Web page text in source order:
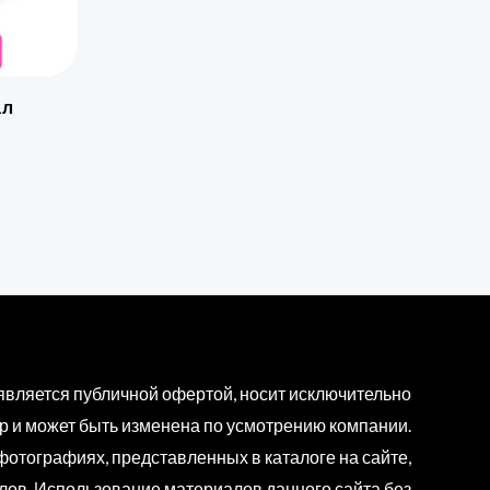
публичной офертой, носит исключительно
может быть изменена по усмотрению компании.
представленных в каталоге на сайте,